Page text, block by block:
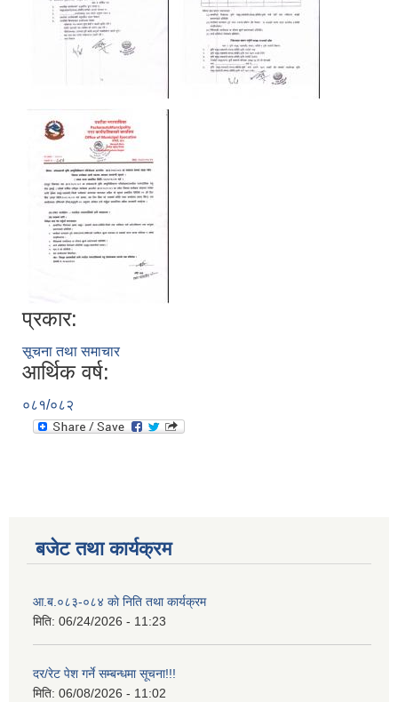
प्रकार:
सूचना तथा समाचार
आर्थिक वर्ष:
०८१/०८२
बजेट तथा कार्यक्रम
आ.ब.०८३-०८४ काे निति तथा कार्यक्रम
मिति: 06/24/2026 - 11:23
दर/रेट पेश गर्ने सम्बन्धमा सूचना!!!
मिति: 06/08/2026 - 11:02